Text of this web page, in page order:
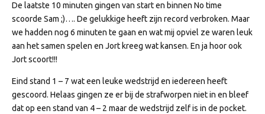
De laatste 10 minuten gingen van start en binnen No time
scoorde Sam ;)…. De gelukkige heeft zijn record verbroken. Maar
we hadden nog 6 minuten te gaan en wat mij opviel ze waren leuk
aan het samen spelen en Jort kreeg wat kansen. En ja hoor ook
Jort scoort!!!
Eind stand 1 – 7 wat een leuke wedstrijd en iedereen heeft
gescoord. Helaas gingen ze er bij de strafworpen niet in en bleef
dat op een stand van 4 – 2 maar de wedstrijd zelf is in de pocket.